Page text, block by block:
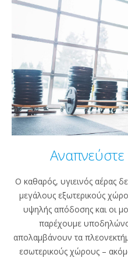
Ο καθαρός, υγιεινός αέρας
μεγάλους εξωτερικούς
υψηλής απόδοσης και οι
παρέχουμε
απολαμβάνουν τα
εσωτερικούς χώρους –